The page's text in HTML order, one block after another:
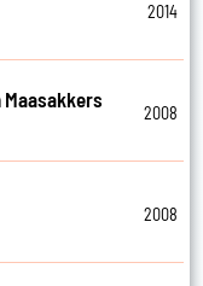
2014
Maasakkers
2008
2008